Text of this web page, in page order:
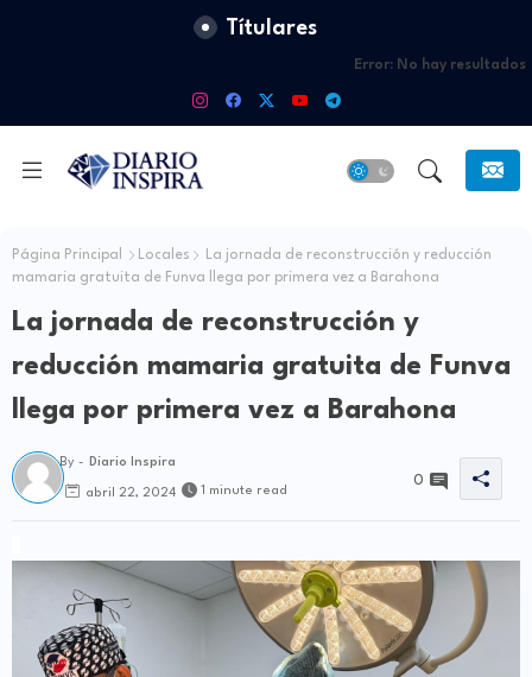
Títulares
Error: No hay resultados
Página Principal Locales
La jornada de reconstrucción y reducción
mamaria gratuita de Funva llega por primera vez a Barahona
La jornada de reconstrucción y
reducción mamaria gratuita de Funva
llega por primera vez a Barahona
By - Diario Inspira
abril 22, 2024 1 minute read
0